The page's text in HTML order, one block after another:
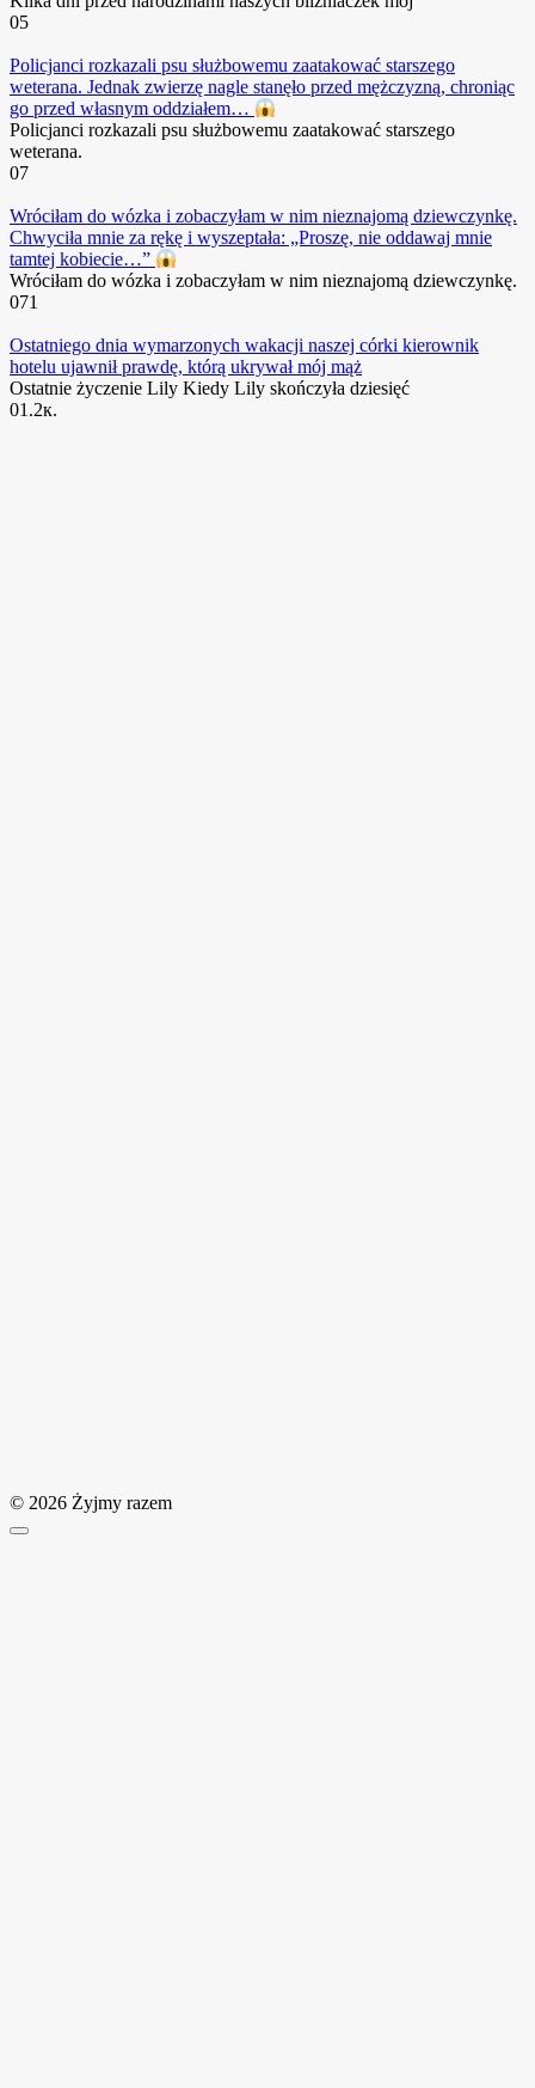
05
Policjanci rozkazali psu służbowemu zaatakować starszego
weterana. Jednak zwierzę nagle stanęło przed mężczyzną, chroniąc
go przed własnym oddziałem…
Policjanci rozkazali psu służbowemu zaatakować starszego
weterana.
07
Wróciłam do wózka i zobaczyłam w nim nieznajomą dziewczynkę.
Chwyciła mnie za rękę i wyszeptała: „Proszę, nie oddawaj mnie
tamtej kobiecie…”
Wróciłam do wózka i zobaczyłam w nim nieznajomą dziewczynkę.
071
Ostatniego dnia wymarzonych wakacji naszej córki kierownik
hotelu ujawnił prawdę, którą ukrywał mój mąż
Ostatnie życzenie Lily Kiedy Lily skończyła dziesięć
01.2к.
© 2026 Żyjmy razem